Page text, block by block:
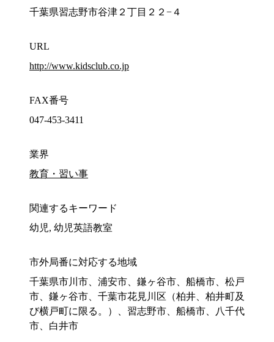
千葉県習志野市谷津２丁目２２−４
URL
http://www.kidsclub.co.jp
FAX番号
047-453-3411
業界
教育・習い事
関連するキーワード
幼児, 幼児英語教室
市外局番に対応する地域
千葉県市川市、浦安市、鎌ヶ谷市、船橋市、松戸
市、鎌ヶ谷市、千葉市花見川区（柏井、柏井町及
び横戸町に限る。）、習志野市、船橋市、八千代
市、白井市